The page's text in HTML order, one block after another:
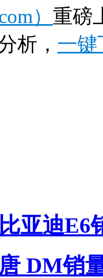
） 重磅
析， 一键
亚迪E6
DM销